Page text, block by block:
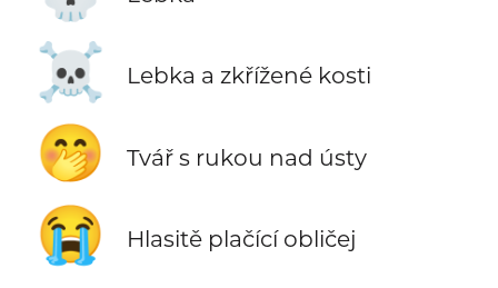
☠️ Lebka a zkřížené kosti
🤭 Tvář s rukou nad ústy
😭 Hlasitě plačící obličej